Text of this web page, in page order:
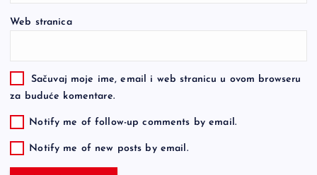
Web stranica
Sačuvaj moje ime, email i web stranicu u ovom browseru
za buduće komentare.
Notify me of follow-up comments by email.
Notify me of new posts by email.